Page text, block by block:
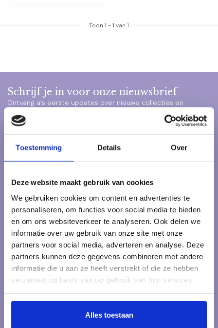
Toestemming Details Over
Deze website maakt gebruik van cookies
We gebruiken cookies om content en advertenties te
personaliseren, om functies voor social media te bieden
en om ons websiteverkeer te analyseren. Ook delen we
informatie over uw gebruik van onze site met onze
partners voor social media, adverteren en analyse. Deze
partners kunnen deze gegevens combineren met andere
informatie die u aan ze heeft verstrekt of die ze hebben
verzameld op basis van uw gebruik van hun services.
Alles toestaan
Toon 1 -1 van 1
Heb je vragen over onze producten of je bestelling? Neem
dan een kijkje op onze klantenservicepagina. Daar vind je
antwoorden op veelgestelde vragen, onze bedrijfsgegevens
en verschillende manieren om contact met ons op te nemen.
Klantenservice
Veelgestelde vragen
Schrijf je in voor onze nieuwsbrief
Ontvang als eerste updates over nieuwe collecties en
exclusieve aanbiedingen – direct in je inbox.
Kraamcadeau Online.nl